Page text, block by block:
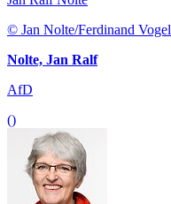
© Jan Nolte/Ferdinand Vogel
Nolte, Jan Ralf
AfD
()